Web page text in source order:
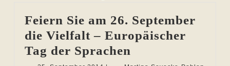
Feiern Sie am 26. September
die Vielfalt – Europäischer
Tag der Sprachen